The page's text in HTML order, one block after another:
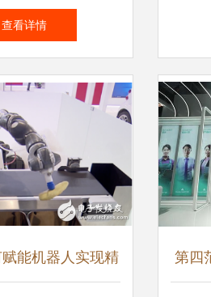
的双重革命
查看详情
能机器人实现精 第四